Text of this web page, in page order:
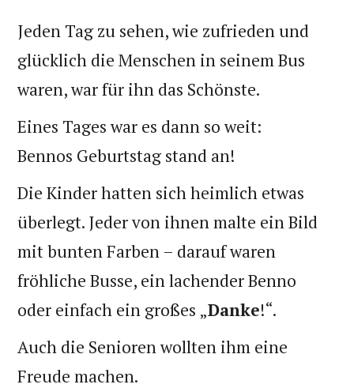
Jeden Tag zu sehen, wie zufrieden und
glücklich die Menschen in seinem Bus
waren, war für ihn das Schönste.
Eines Tages war es dann so weit:
Bennos Geburtstag stand an!
Die Kinder hatten sich heimlich etwas
überlegt. Jeder von ihnen malte ein Bild
mit bunten Farben – darauf waren
fröhliche Busse, ein lachender Benno
oder einfach ein großes „Danke!“.
Auch die Senioren wollten ihm eine
Freude machen.